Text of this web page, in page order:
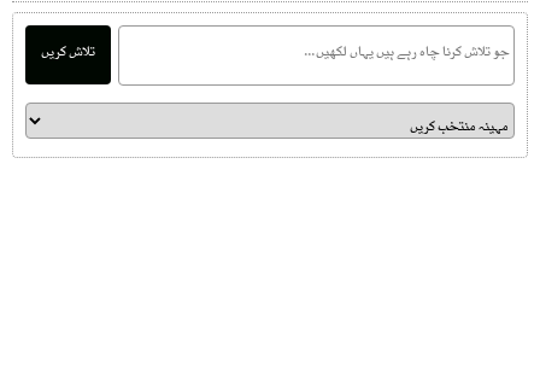
تلاش کریں